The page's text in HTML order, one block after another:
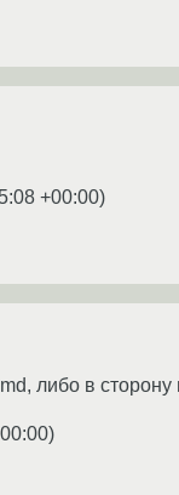
+00:00)
либо в сторону
)